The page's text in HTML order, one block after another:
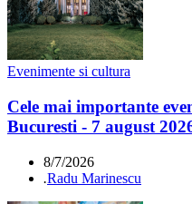
Evenimente si cultura
Cele mai importante
Bucuresti - 7 august
8/7/2026
.Radu Marinescu